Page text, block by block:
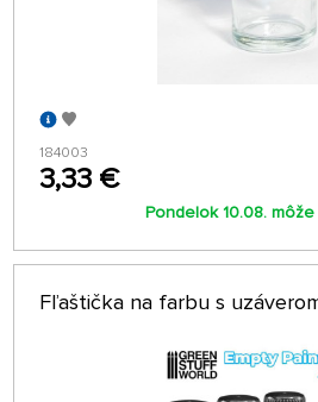
184003
3,33 €
Pondelok 10.08. môže
Fľaštička na farbu s